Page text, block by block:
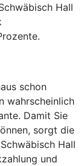
Hall
schon
wahrscheinlich
Damit Sie
sorgt die
Hall
und